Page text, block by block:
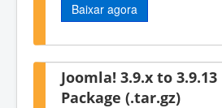
Baixar agora
Joomla! 3.9.x to
Package (.tar.gz)